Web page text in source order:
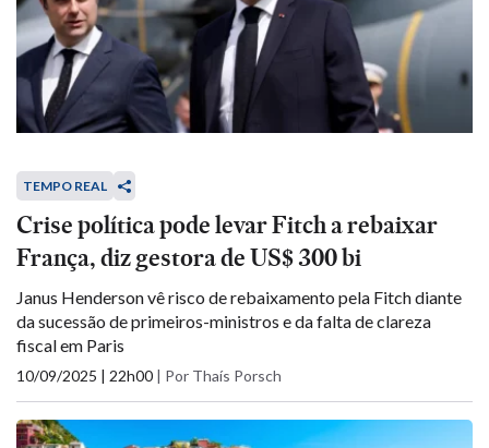
TEMPO REAL
Crise política pode levar Fitch a rebaixar
França, diz gestora de US$ 300 bi
Janus Henderson vê risco de rebaixamento pela Fitch diante
da sucessão de primeiros-ministros e da falta de clareza
fiscal em Paris
10/09/2025 | 22h00 | Por Thaís Porsch